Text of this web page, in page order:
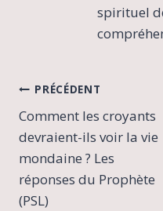
spirituel
Navigation
de
l’article
PRÉCÉDENT
Comment les croyants
devraient-ils voir la vie
mondaine ? Les
réponses du Prophète
(PSL)